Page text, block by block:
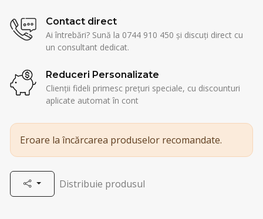
Contact direct
Ai întrebări? Sună la 0744 910 450 și discuți direct cu
un consultant dedicat.
Reduceri Personalizate
Clienții fideli primesc prețuri speciale, cu discounturi
aplicate automat în cont
Eroare la încărcarea produselor recomandate.
Distribuie produsul